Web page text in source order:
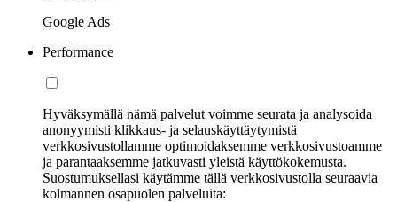
Google Ads
Performance
Hyväksymällä nämä palvelut voimme seurata ja analysoida
anonyymisti klikkaus- ja selauskäyttäytymistä
verkkosivustollamme optimoidaksemme verkkosivustoamme
ja parantaaksemme jatkuvasti yleistä käyttökokemusta.
Suostumuksellasi käytämme tällä verkkosivustolla seuraavia
kolmannen osapuolen palveluita: